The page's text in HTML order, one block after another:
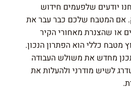
יודעים שלפעמים חידוש
אם המטבח שלכם כבר עבר את
או שהצנרת מאחורי הקיר
מטבח כללי הוא הפתרון הנכון.
מחדש את משולש העבודה
לשיש מודרני ולהעלות את